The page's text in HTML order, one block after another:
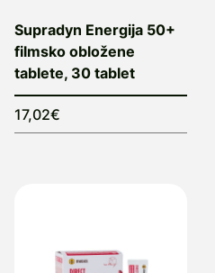
Supradyn Energija 50+
filmsko obložene
tablete, 30 tablet
17,02€